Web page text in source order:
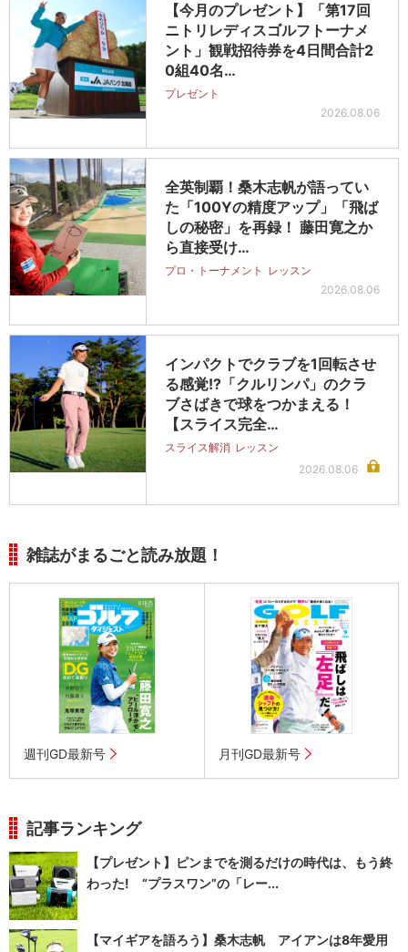
【今月のプレゼント】「第17回
ニトリレディスゴルフトーナメ
ント」観戦招待券を4日間合計2
0組40名…
プレゼント
2026.08.06
全英制覇！桑木志帆が語ってい
た「100Yの精度アップ」「飛ば
しの秘密」を再録！ 藤田寛之か
ら直接受け…
プロ・トーナメント レッスン
2026.08.06
インパクトでクラブを1回転させ
る感覚!?「クルリンパ」のクラ
ブさばきで球をつかまえる！
【スライス完全…
スライス解消 レッスン
2026.08.06
雑誌がまるごと読み放題！
週刊GD最新号 月刊GD最新号
記事ランキング
【プレゼント】ピンまでを測るだけの時代は、もう終
わった! “プラスワン”の「レー...
【マイギアを語ろう】桑木志帆 アイアンは8年愛用